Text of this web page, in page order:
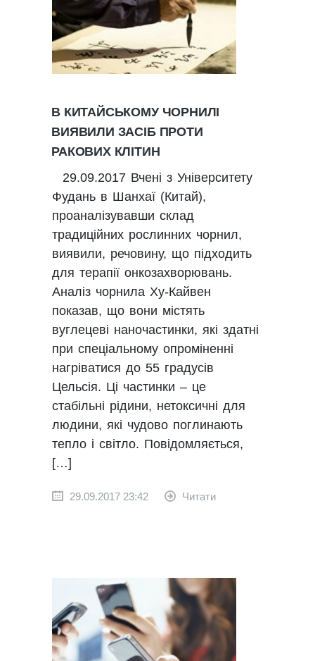
В КИТАЙСЬКОМУ ЧОРНИЛІ
ВИЯВИЛИ ЗАСІБ ПРОТИ
РАКОВИХ КЛІТИН
29.09.2017 Вчені з Університету
Фудань в Шанхаї (Китай),
проаналізувавши склад
традиційних рослинних чорнил,
виявили, речовину, що підходить
для терапії онкозахворювань.
Аналіз чорнила Ху-Кайвен
показав, що вони містять
вуглецеві наночастинки, які здатні
при спеціальному опроміненні
нагріватися до 55 градусів
Цельсія. Ці частинки – це
стабільні рідини, нетоксичні для
людини, які чудово поглинають
тепло і світло. Повідомляється,
[…]
29.09.2017 23:42 Читати